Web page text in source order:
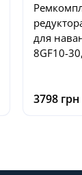
для
8GF10-
3798 грн